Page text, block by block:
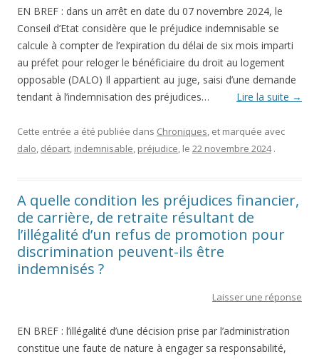
EN BREF : dans un arrêt en date du 07 novembre 2024, le
Conseil d’Etat considère que le préjudice indemnisable se
calcule à compter de l’expiration du délai de six mois imparti
au préfet pour reloger le bénéficiaire du droit au logement
opposable (DALO) Il appartient au juge, saisi d’une demande
tendant à l’indemnisation des préjudices…
Lire la suite →
Cette entrée a été publiée dans Chroniques, et marquée avec
dalo, départ, indemnisable, préjudice, le 22 novembre 2024 .
A quelle condition les préjudices financier,
de carrière, de retraite résultant de
l’illégalité d’un refus de promotion pour
discrimination peuvent-ils être
indemnisés ?
Laisser une réponse
EN BREF : l’illégalité d’une décision prise par l’administration
constitue une faute de nature à engager sa responsabilité,